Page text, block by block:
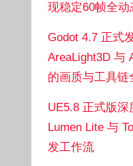
现稳定60帧全动
Godot 4.7 正式
AreaLight3D 与
的画质与工具链
UE5.8 正式版深
Lumen Lite 与
发工作流